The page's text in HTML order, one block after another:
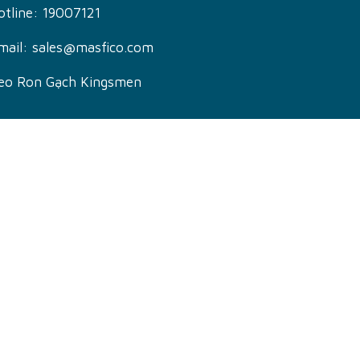
19007121
sales@masfico.com
Ron Gạch Kingsmen